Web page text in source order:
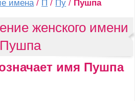
имена / П / Пу / Пушпа
женского имени
Пушпа
имя Пушпа